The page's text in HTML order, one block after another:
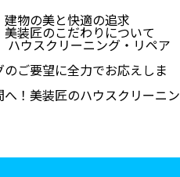
物の美と快適の追求
装匠のこだわりについて
ハウスクリーニング・リペア
ご要望に全力でお応えしま
！美装匠のハウスクリーニン